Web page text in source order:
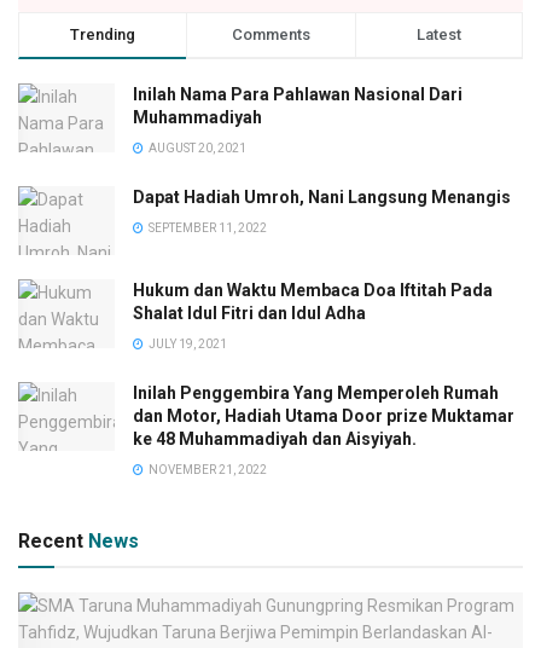
Trending Comments Latest
Inilah Nama Para Pahlawan Nasional Dari
Muhammadiyah
AUGUST 20, 2021
Dapat Hadiah Umroh, Nani Langsung Menangis
SEPTEMBER 11, 2022
Hukum dan Waktu Membaca Doa Iftitah Pada
Shalat Idul Fitri dan Idul Adha
JULY 19, 2021
Inilah Penggembira Yang Memperoleh Rumah
dan Motor, Hadiah Utama Door prize Muktamar
ke 48 Muhammadiyah dan Aisyiyah.
NOVEMBER 21, 2022
Recent News